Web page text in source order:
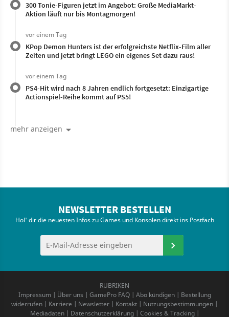
300 Tonie-Figuren jetzt im Angebot: Große MediaMarkt-
Aktion läuft nur bis Montagmorgen!
vor einem Tag
KPop Demon Hunters ist der erfolgreichste Netflix-Film aller
Zeiten und jetzt bringt LEGO ein eigenes Set dazu raus!
vor einem Tag
PS4-Hit wird nach 8 Jahren endlich fortgesetzt: Einzigartige
Actionspiel-Reihe kommt auf PS5!
mehr anzeigen
NEWSLETTER BESTELLEN
Hol' dir die neuesten Infos zu Games und Konsolen direkt ins Postfach
RUBRIKEN
Impressum| Über uns | GamePro FAQ| Abo kündigen| Bestellung
widerrufen | Karriere | Newsletter | Kontakt | Nutzungsbestimmungen |
Mediadaten| Datenschutzerklärung| Cookies & Tracking|